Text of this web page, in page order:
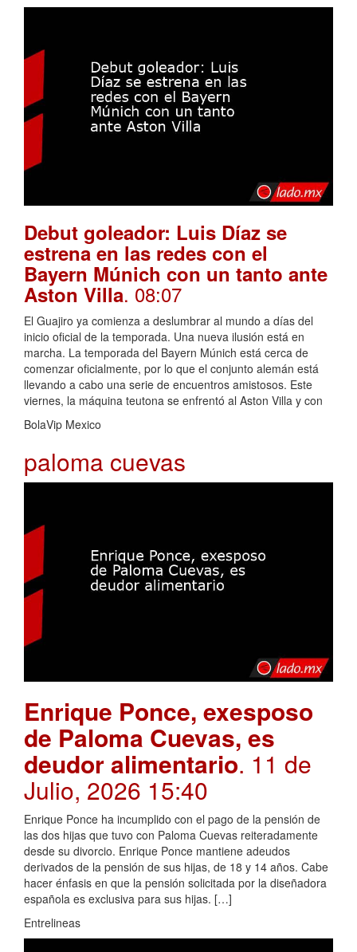
Debut goleador: Luis Díaz se
estrena en las redes con el
Bayern Múnich con un tanto ante
Aston Villa. 08:07
El Guajiro ya comienza a deslumbrar al mundo a días del
inicio oficial de la temporada. Una nueva ilusión está en
marcha. La temporada del Bayern Múnich está cerca de
comenzar oficialmente, por lo que el conjunto alemán está
llevando a cabo una serie de encuentros amistosos. Este
viernes, la máquina teutona se enfrentó al Aston Villa y con
BolaVip Mexico
paloma cuevas
Enrique Ponce, exesposo
de Paloma Cuevas, es
deudor alimentario. 11 de
Julio, 2026 15:40
Enrique Ponce ha incumplido con el pago de la pensión de
las dos hijas que tuvo con Paloma Cuevas reiteradamente
desde su divorcio. Enrique Ponce mantiene adeudos
derivados de la pensión de sus hijas, de 18 y 14 años. Cabe
hacer énfasis en que la pensión solicitada por la diseñadora
española es exclusiva para sus hijas. […]
Entrelineas